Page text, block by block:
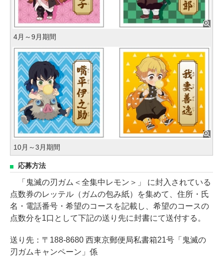
4月～9月期間
10月～3月期間
応募方法
「鬼滅の刃ガム＜全集中レモン＞」 に封入されている
点数券のレッテル（ガムの包み紙）を集めて、住所・氏
名・電話番号・希望のコースを記載し、希望のコースの
点数分を1口として下記の送り先に封書にて送付する。
送り先：〒188-8680 西東京郵便局私書箱21号「鬼滅の
刃ガムキャンペーン」係